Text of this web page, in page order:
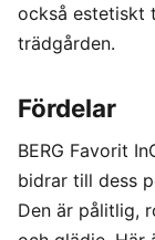
också estetiskt
trädgården.
Fördelar
BERG Favorit
bidrar till dess
Den är pålitlig,